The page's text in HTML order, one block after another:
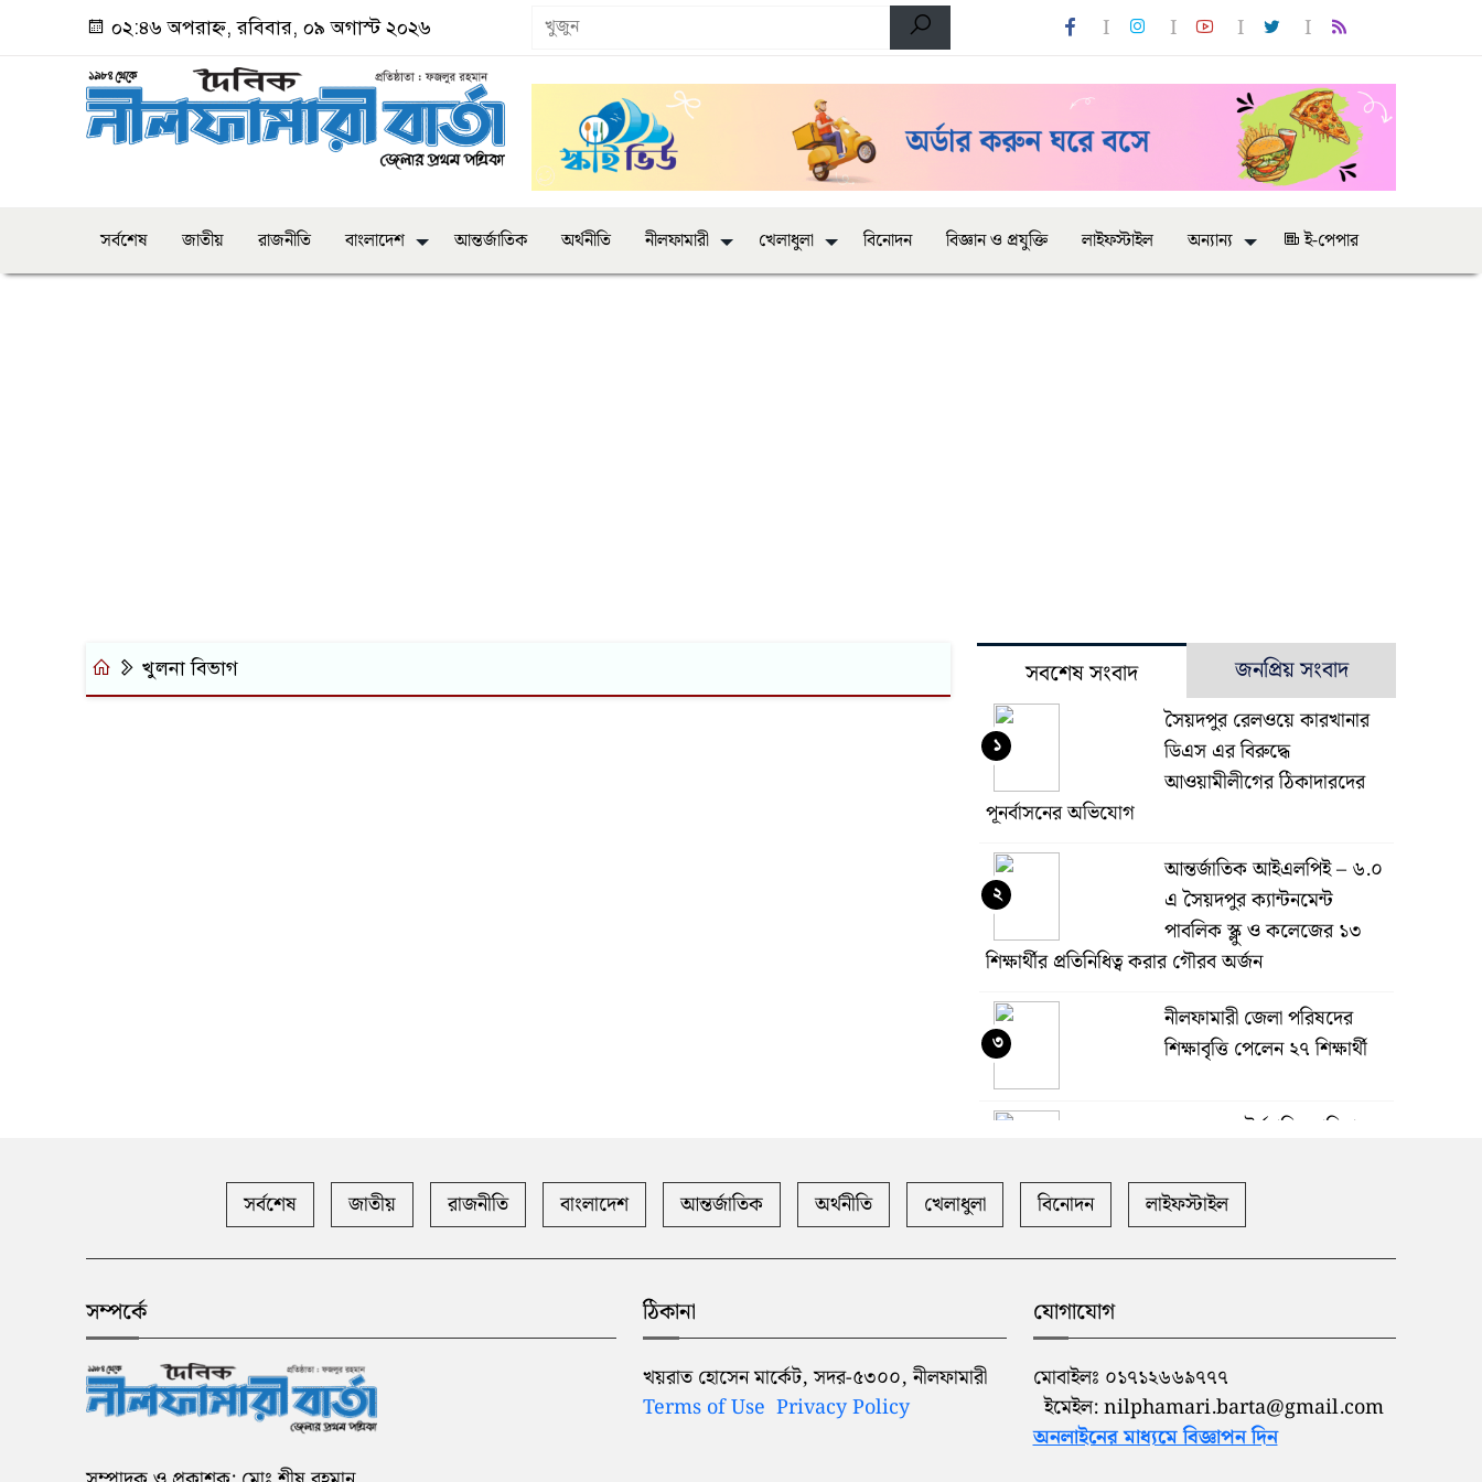
০২:৪৬ অপরাহ্ন, রবিবার, ০৯ অগাস্ট ২০২৬
সর্বশেষ জাতীয় রাজনীতি বাংলাদেশ আন্তর্জাতিক অর্থনীতি নীলফামারী খেলাধুলা বিনোদন বিজ্ঞান ও প্রযুক্তি লাইফস্টাইল অন্যান্য ই-পেপার
খুলনা বিভাগ সবশেষ সংবাদ জনপ্রিয় সংবাদ
সৈয়দপুর রেলওয়ে কারখানার
ডিএস এর বিরুদ্ধে
আওয়ামীলীগের ঠিকাদারদের
পূনর্বাসনের অভিযোগ
১
আন্তর্জাতিক আইএলপিই – ৬.০
এ সৈয়দপুর ক্যান্টনমেন্ট
পাবলিক স্ক্লু ও কলেজের ১৩
শিক্ষার্থীর প্রতিনিধিত্ব করার গৌরব অর্জন
২
নীলফামারী জেলা পরিষদের
শিক্ষাবৃত্তি পেলেন ২৭ শিক্ষার্থী
৩
দ্রব্য মূল্যেরউর্দ্ধগতির প্রতিবাদে
ঐক্যেরস্মারকলিপি
নীলফামারীতে পরিবেশ
সচেতনতায় ‘ক্লাইমেট ক্যাম্প’
অনুষ্ঠিত
সর্বশেষ জাতীয় রাজনীতি বাংলাদেশ আন্তর্জাতিক অর্থনীতি খেলাধুলা বিনোদন লাইফস্টাইল
সম্পর্কে ঠিকানা
খয়রাত হোসেন মার্কেট, সদর-৫৩০০, নীলফামারী
Terms of Use Privacy Policy
যোগাযোগ
মোবাইলঃ ০১৭১২৬৬৯৭৭৭
ইমেইল: nilphamari.barta@gmail.com
অনলাইনের মাধ্যমে বিজ্ঞাপন দিন